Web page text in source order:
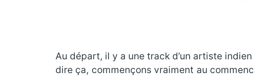
Au départ, il y a une track d’un artiste
dire ça, commençons vraiment au